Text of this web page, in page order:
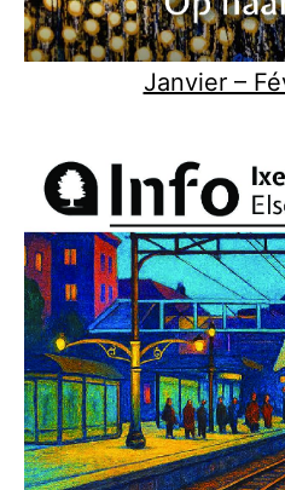
Janvier –